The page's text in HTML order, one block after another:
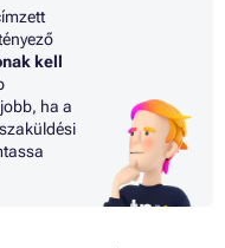
kell
ha a